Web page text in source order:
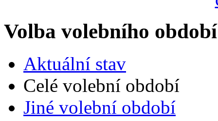
Volba volebního období
Aktuální stav
Celé volební období
Jiné volební období